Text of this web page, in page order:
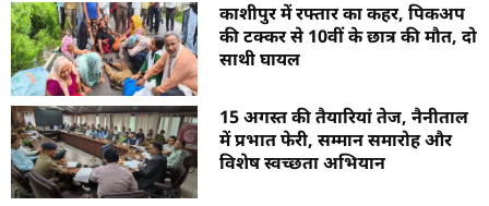
काशीपुर में रफ्तार का कहर, पिकअप
की टक्कर से 10वीं के छात्र की मौत, दो
साथी घायल
15 अगस्त की तैयारियां तेज, नैनीताल
में प्रभात फेरी, सम्मान समारोह और
विशेष स्वच्छता अभियान